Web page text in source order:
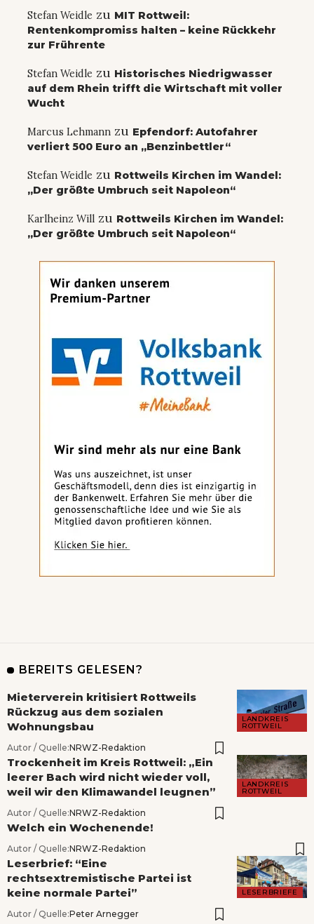
Stefan Weidle zu MIT Rottweil:
Rentenkompromiss halten – keine Rückkehr
zur Frührente
Stefan Weidle zu Historisches Niedrigwasser
auf dem Rhein trifft die Wirtschaft mit voller
Wucht
Marcus Lehmann zu Epfendorf: Autofahrer
verliert 500 Euro an „Benzinbettler“
Stefan Weidle zu Rottweils Kirchen im Wandel:
„Der größte Umbruch seit Napoleon“
Karlheinz Will zu Rottweils Kirchen im Wandel:
„Der größte Umbruch seit Napoleon“
BEREITS GELESEN?
LANDKREIS
ROTTWEIL
Mieterverein kritisiert Rottweils
Rückzug aus dem sozialen
Wohnungsbau
Autor / Quelle:NRWZ-Redaktion
LANDKREIS
ROTTWEIL
Trockenheit im Kreis Rottweil: „Ein
leerer Bach wird nicht wieder voll,
weil wir den Klimawandel leugnen”
Autor / Quelle:NRWZ-Redaktion
Welch ein Wochenende!
Autor / Quelle:NRWZ-Redaktion
LESERBRIEFE
Leserbrief: “Eine
rechtsextremistische Partei ist
keine normale Partei”
Autor / Quelle:Peter Arnegger